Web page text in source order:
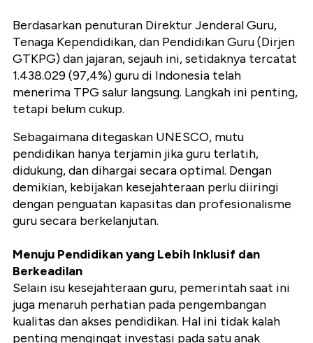
Berdasarkan penuturan Direktur Jenderal Guru,
Tenaga Kependidikan, dan Pendidikan Guru (Dirjen
GTKPG) dan jajaran, sejauh ini, setidaknya tercatat
1.438.029 (97,4%) guru di Indonesia telah
menerima TPG salur langsung. Langkah ini penting,
tetapi belum cukup.
Sebagaimana ditegaskan UNESCO, mutu
pendidikan hanya terjamin jika guru terlatih,
didukung, dan dihargai secara optimal. Dengan
demikian, kebijakan kesejahteraan perlu diiringi
dengan penguatan kapasitas dan profesionalisme
guru secara berkelanjutan.
Menuju Pendidikan yang Lebih Inklusif dan
Berkeadilan
Selain isu kesejahteraan guru, pemerintah saat ini
juga menaruh perhatian pada pengembangan
kualitas dan akses pendidikan. Hal ini tidak kalah
penting mengingat investasi pada satu anak